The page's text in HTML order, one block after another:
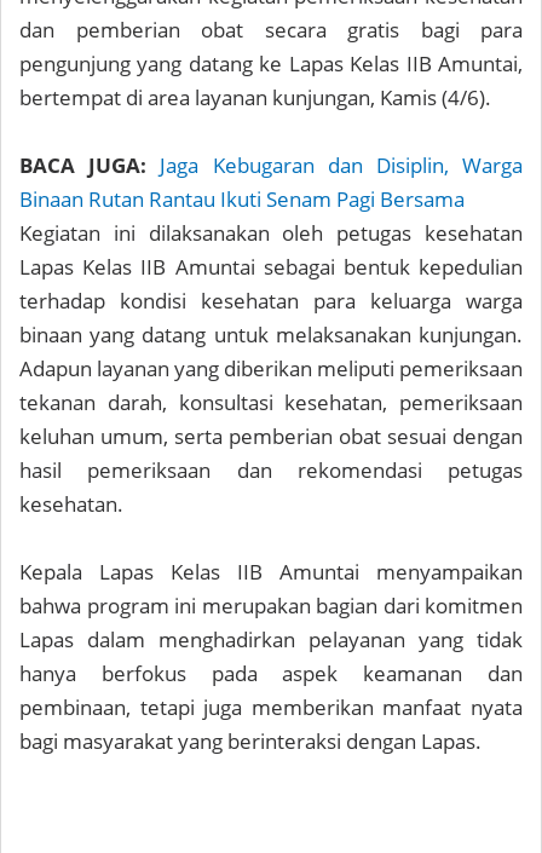
dan pemberian obat secara gratis bagi para
pengunjung yang datang ke Lapas Kelas IIB Amuntai,
bertempat di area layanan kunjungan, Kamis (4/6).
BACA JUGA: Jaga Kebugaran dan Disiplin, Warga
Binaan Rutan Rantau Ikuti Senam Pagi Bersama
Kegiatan ini dilaksanakan oleh petugas kesehatan
Lapas Kelas IIB Amuntai sebagai bentuk kepedulian
terhadap kondisi kesehatan para keluarga warga
binaan yang datang untuk melaksanakan kunjungan.
Adapun layanan yang diberikan meliputi pemeriksaan
tekanan darah, konsultasi kesehatan, pemeriksaan
keluhan umum, serta pemberian obat sesuai dengan
hasil pemeriksaan dan rekomendasi petugas
kesehatan.
Kepala Lapas Kelas IIB Amuntai menyampaikan
bahwa program ini merupakan bagian dari komitmen
Lapas dalam menghadirkan pelayanan yang tidak
hanya berfokus pada aspek keamanan dan
pembinaan, tetapi juga memberikan manfaat nyata
bagi masyarakat yang berinteraksi dengan Lapas.